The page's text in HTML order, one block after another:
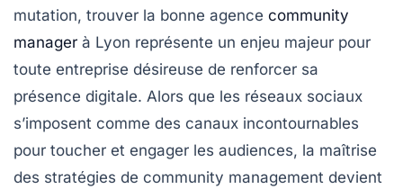
mutation, trouver la bonne agence community
manager à Lyon représente un enjeu majeur pour
toute entreprise désireuse de renforcer sa
présence digitale. Alors que les réseaux sociaux
s’imposent comme des canaux incontournables
pour toucher et engager les audiences, la maîtrise
des stratégies de community management devient